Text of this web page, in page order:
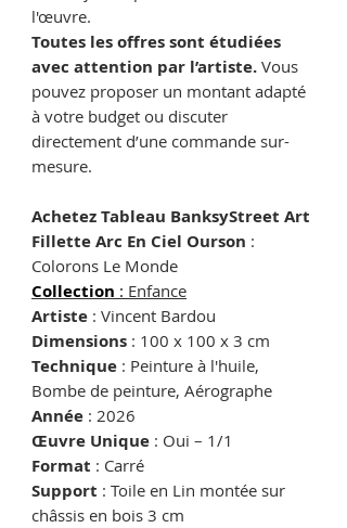
l'œuvre.
Toutes les offres sont étudiées
avec attention par l’artiste. Vous
pouvez proposer un montant adapté
à votre budget ou discuter
directement d’une commande sur-
mesure.
Achetez Tableau BanksyStreet Art
Fillette Arc En Ciel Ourson :
Colorons Le Monde
Collection : Enfance
Artiste : Vincent Bardou
Dimensions : 100 x 100 x 3 cm
Technique : Peinture à l'huile,
Bombe de peinture, Aérographe
Année : 2026
Œuvre Unique : Oui – 1/1
Format : Carré
Support : Toile en Lin montée sur
châssis en bois 3 cm